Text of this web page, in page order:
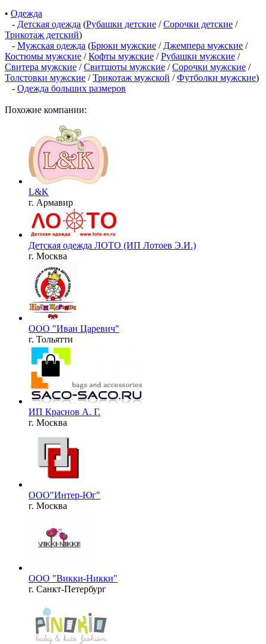
• Одежда
- Детская одежда (Рубашки детские /Сорочки детские /
Трикотаж детский)
- Мужская одежда (Брюки мужские / Джемпера мужские /
Костюмы мужские /Кофты мужские /Рубашки мужские /
Свитера мужские /Свитшоты мужские /Сорочки мужские /
Толстовки мужские /Трикотаж мужской /Футболки мужские)
- Одежда больших размеров
Похожие компании:
L&K
г. Армавир
Детская одежда ЛОТО (ИП Лотоев Э.И.)
г. Москва
ООО "Иван Царевич"
г. Тольятти
ИП Краснов А. Г.
г. Москва
ООО"Интер-Юг"
г. Москва
OOO "Викки-Никки"
г. Санкт-Петербург